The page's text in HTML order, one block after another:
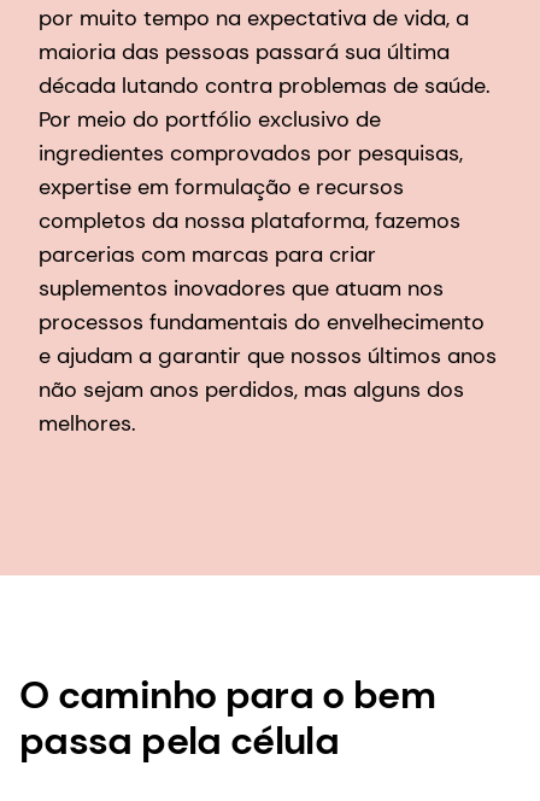
por muito tempo na expectativa de vida, a
maioria das pessoas passará sua última
década lutando contra problemas de saúde.
Por meio do portfólio exclusivo de
ingredientes comprovados por pesquisas,
expertise em formulação e recursos
completos da nossa plataforma, fazemos
parcerias com marcas para criar
suplementos inovadores que atuam nos
processos fundamentais do envelhecimento
e ajudam a garantir que nossos últimos anos
não sejam anos perdidos, mas alguns dos
melhores.
O caminho para o bem
passa pela célula